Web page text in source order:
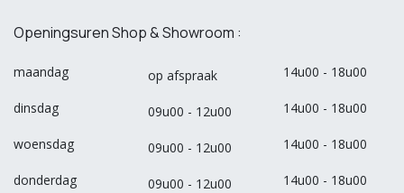
Openingsuren Shop & Showroom :
maandag
dinsdag
woensdag
donderdag
op afspraak
09u00 - 12u00
09u00 - 12u00
09u00 - 12u00
14u00 - 18u00
14u00 - 18u00
14u00 - 18u00
14u00 - 18u00